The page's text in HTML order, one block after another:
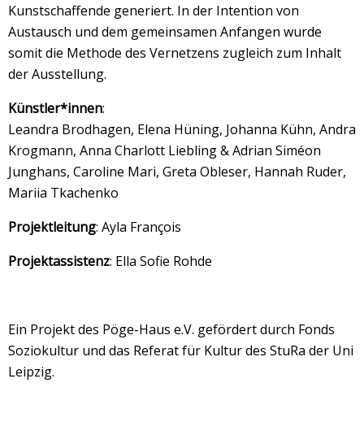
Kunstschaffende generiert. In der Intention von
Austausch und dem gemeinsamen Anfangen wurde
somit die Methode des Vernetzens zugleich zum Inhalt
der Ausstellung.
Künstler*innen:
Leandra Brodhagen, Elena Hüning, Johanna Kühn, Andra
Krogmann, Anna Charlott Liebling & Adrian Siméon
Junghans, Caroline Mari, Greta Obleser, Hannah Ruder,
Mariia Tkachenko
Projektleitung: Ayla François
Projektassistenz: Ella Sofie Rohde
Ein Projekt des Pöge-Haus e.V. gefördert durch Fonds
Soziokultur und das Referat für Kultur des StuRa der Uni
Leipzig.